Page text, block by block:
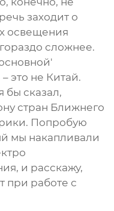
заходит о
освещения
сложнее.
это не Китай.
бы сказал,
стран Ближнего
Попробую
мы накапливали
и расскажу,
при работе с